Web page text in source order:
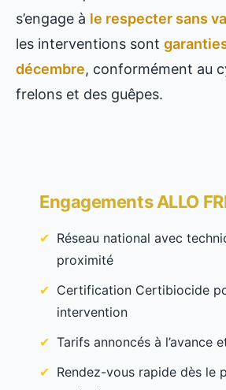
s’engage à le respecter sans
les interventions sont
décembre, conformément au
frelons et des guêpes.
Engagements ALLO
Réseau national avec
proximité
Certification Certibiocide
intervention
Tarifs annoncés à l’avance
Rendez-vous rapide dès le